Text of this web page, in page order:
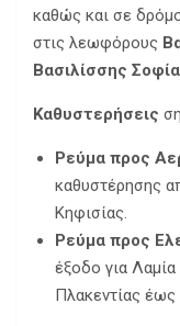
καθώς και σε
στις λεωφόρους
Βασιλίσσης
Καθυστερήσεις
Ρεύμα προς
καθυστέρησης
Κηφισίας.
Ρεύμα προς
έξοδο για Λαμία
Πλακεντίας